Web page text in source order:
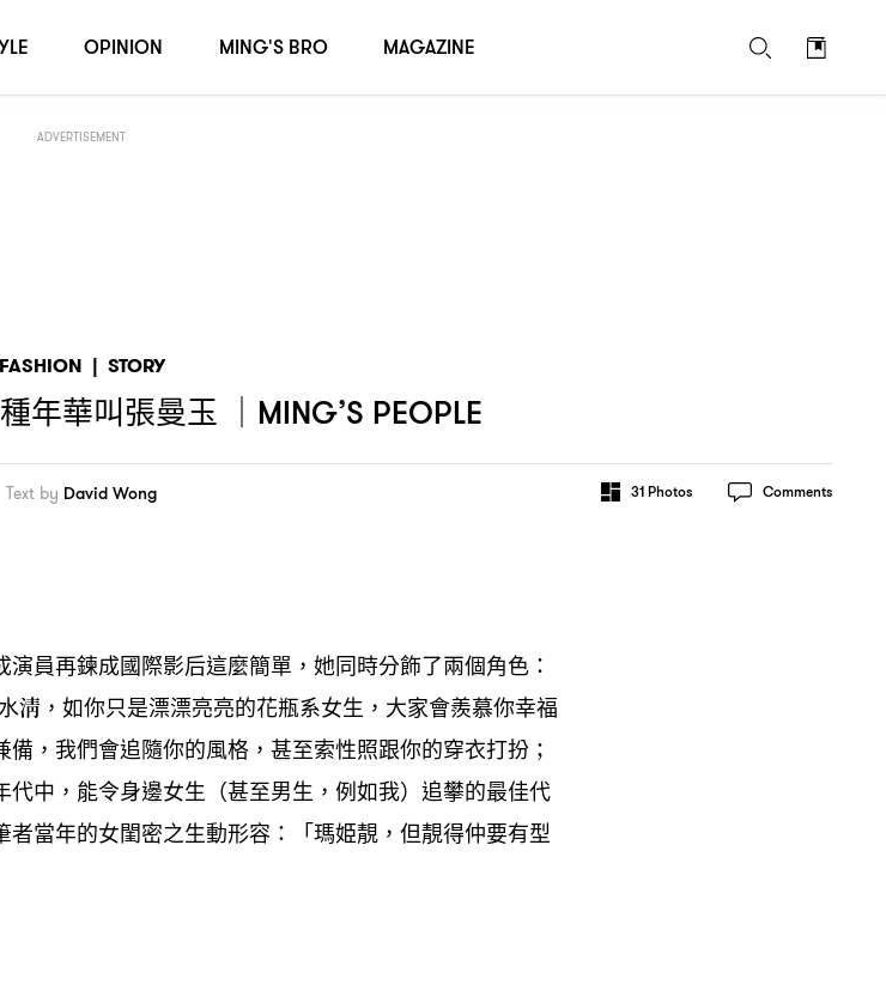
ADVERTISEMENT
FASHION | STORY
年華叫張曼玉 ｜MING’S PEOPLE
Text by David Wong 31Photos Comments
演員再鍊成國際影后這麼簡單 ， 她同時分飾了兩個角色 ：
淸 ， 如你只是漂漂亮亮的花瓶系女生 ， 大家會羨慕你幸福
備 ， 我們會追隨你的風格 ， 甚至索性照跟你的穿衣打扮 ；
代中 ， 能令身邊女生 （甚至男生 ， 例如我） 追攀的最佳代
者當年的女閨密之生動形容 ： 「瑪姫靚 ， 但靚得仲要有型
OPINION MING'S BRO MAGAZINE